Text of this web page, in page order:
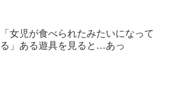
「女児が食べられたみたいになって
る」ある遊具を見ると…あっ